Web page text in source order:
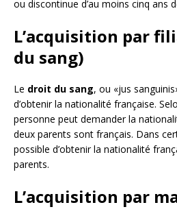
ou discontinue d’au moins cinq ans
L’acquisition par
du sang)
Le droit du sang, ou «jus
d’obtenir la nationalité française.
personne peut demander la
deux parents sont français. Dans
possible d’obtenir la nationalité
parents.
L’acquisition par